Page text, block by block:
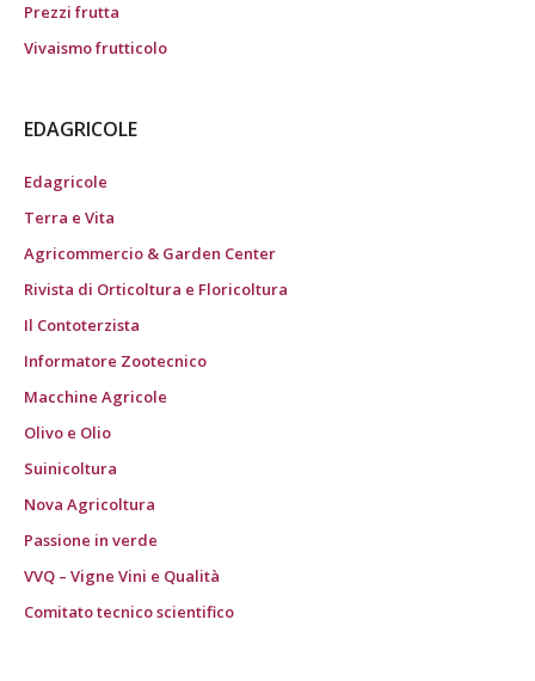
Prezzi frutta
Vivaismo frutticolo
EDAGRICOLE
Edagricole
Terra e Vita
Agricommercio & Garden Center
Rivista di Orticoltura e Floricoltura
Il Contoterzista
Informatore Zootecnico
Macchine Agricole
Olivo e Olio
Suinicoltura
Nova Agricoltura
Passione in verde
VVQ – Vigne Vini e Qualità
Comitato tecnico scientifico